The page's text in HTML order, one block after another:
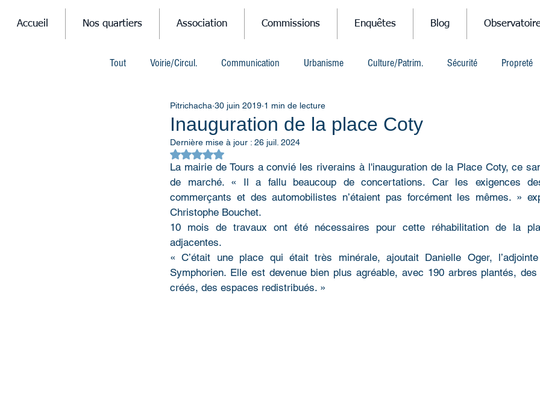
Accueil Nos quartiers Association Commissions Enquêtes Blog
Tout Voirie/Circul. Communication Urbanisme Culture/Patrim. Sécurité Propreté
Divers Humour
Inauguration de la place Coty
Pitrichacha 30 juin 2019 1 min de lecture
Dernière mise à jour : 26 juil. 2024
Noté NaN étoiles sur 5.
La mairie de Tours a convié les riverains à l'inauguration de la Place Coty, ce
de marché. « Il a fallu beaucoup de concertations. Car les exigences
commerçants et des automobilistes n’étaient pas forcément les mêmes. »
Christophe Bouchet.
10 mois de travaux ont été nécessaires pour cette réhabilitation de la
adjacentes.
« C’était une place qui était très minérale, ajoutait Danielle Oger,
Symphorien. Elle est devenue bien plus agréable, avec 190 arbres plantés,
créés, des espaces redistribués. »